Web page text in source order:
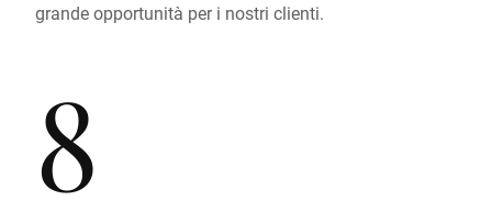
grande opportunità per i nostri clienti.
8